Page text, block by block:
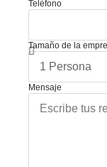
Teléfono
Tamaño de la
Mensaje